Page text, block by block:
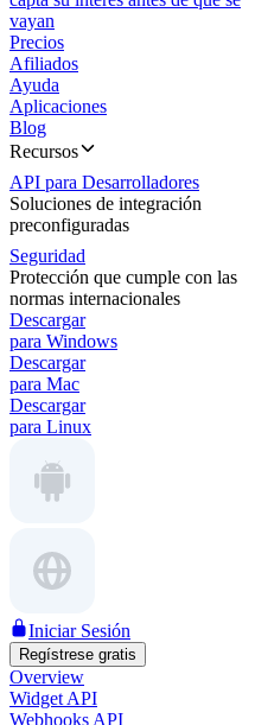
vayan
Precios
Afiliados
Ayuda
Aplicaciones
Blog
Recursos
API para Desarrolladores
Soluciones de integración
preconfiguradas
Seguridad
Protección que cumple con las
normas internacionales
Descargar
para Windows
Descargar
para Mac
Descargar
para Linux
Iniciar Sesión
Regístrese gratis
Overview
Widget API
Webhooks API